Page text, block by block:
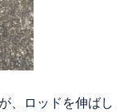
、ロッドを伸ばし